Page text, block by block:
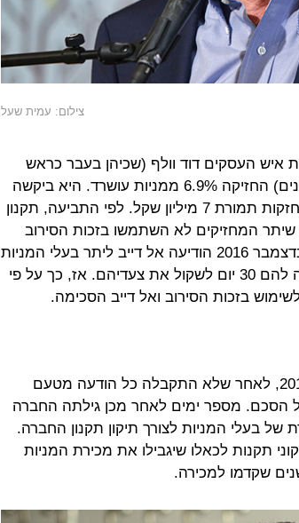
צילום: עמית שעל
איש העסקים דוד וולף (שכיהן בעבר כראש
המטה של ברוש בהתאחדות התעשיינים) החזיקה 6.9% ממניות עושרד. היא ביקשה
למכור לחברת י.ת. אחסנה 5% מהאחזקות תמורת 7 מיליון שקל. לפי התביעה, תקנון
המחזיקים לא השתמשו בזכות הסירוב
ב־30 הימים שלאחר מועד ההצעה. בדצמבר 2016 הודיעה אל דייב ליתר בעלי המניות
כי בכוונתה למכור את אחזקות, ונתנה להם 30 יום לשקול את צעדיהם. אז, כך על פי
בזכות הסירוב ואל דייב הסכימה.
אל דייב טענה כי בתחילת פברואר 2017, לאחר שלא התקבלה כל הודעה מטעם
הסכם. מספר ימים לאחר מכן גילתה החברה
של בעלי המניות לצורך תיקון תקנון החברה.
תקנות לכאלו שיגבילו את מכירת המניות